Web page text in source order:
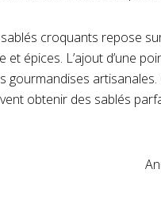
croquants repose
et épices. L’ajout d’une
gourmandises
obtenir des sablés